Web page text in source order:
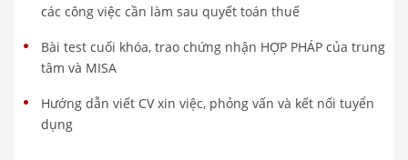
các công việc cần làm sau quyết toán thuế
Bài test cuối khóa, trao chứng nhận HỢP PHÁP của trung
tâm và MISA
Hướng dẫn viết CV xin việc, phỏng vấn và kết nối tuyển
dụng